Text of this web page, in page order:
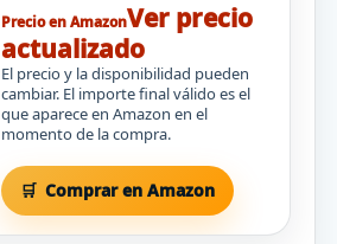
Precio en AmazonVer precio
actualizado
El precio y la disponibilidad pueden
cambiar. El importe final válido es el
que aparece en Amazon en el
momento de la compra.
Comprar en Amazon